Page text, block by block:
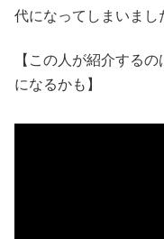
代になってしまいまし
【この人が紹介する
になるかも】